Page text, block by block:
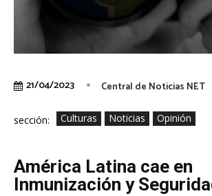
21/04/2023 Central de Noticias NET
sección: Culturas Noticias Opinión
América Latina cae en
Inmunización y